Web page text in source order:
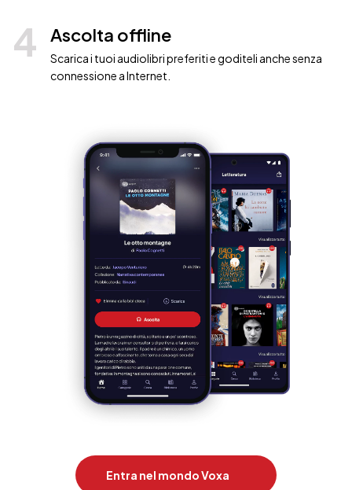
4 Ascolta offline
Scarica i tuoi audiolibri preferiti e goditeli anche senza
connessione a Internet.
Entra nel mondo Voxa